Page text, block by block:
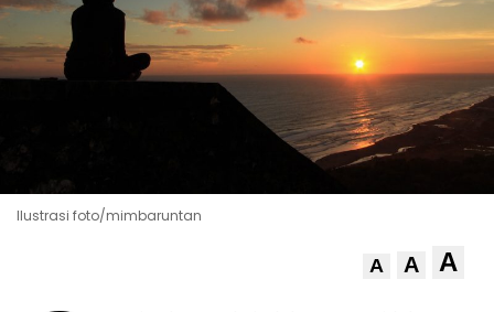
Ilustrasi foto/mimbaruntan
A A A